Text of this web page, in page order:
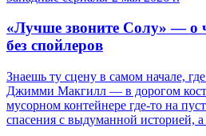
«Лучше звоните Солу» — о
без спойлеров
Знаешь ту сцену в самом начале,
Джимми Макгилл — в дорогом
мусорном контейнере где-то на
спасения с выдуманной историей,